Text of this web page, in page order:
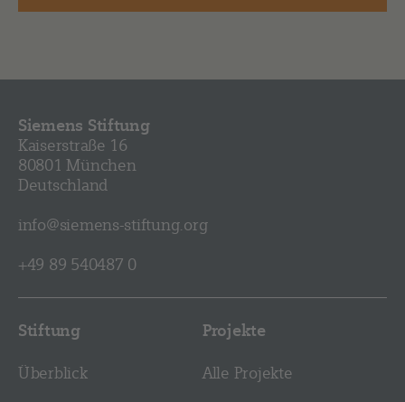
Siemens Stiftung
Kaiserstraße 16
80801 München
Deutschland
info@siemens-stiftung.org
+49 89 540487 0
Stiftung
Überblick
Projekte
Alle Projekte